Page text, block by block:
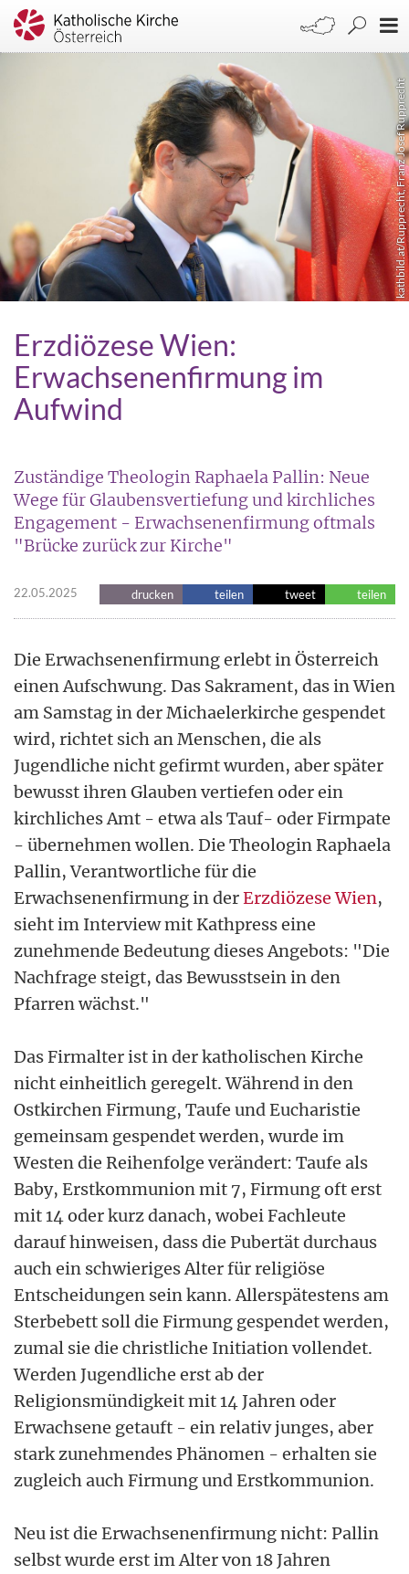
kathbild.at/Rupprecht, Franz Josef Rupprecht
Erzdiözese Wien:
Erwachsenenfirmung im
Aufwind
Zuständige Theologin Raphaela Pallin: Neue
Wege für Glaubensvertiefung und kirchliches
Engagement - Erwachsenenfirmung oftmals
"Brücke zurück zur Kirche"
22.05.2025 drucken teilen tweet teilen
Die Erwachsenenfirmung erlebt in Österreich
einen Aufschwung. Das Sakrament, das in Wien
am Samstag in der Michaelerkirche gespendet
wird, richtet sich an Menschen, die als
Jugendliche nicht gefirmt wurden, aber später
bewusst ihren Glauben vertiefen oder ein
kirchliches Amt - etwa als Tauf- oder Firmpate
- übernehmen wollen. Die Theologin Raphaela
Pallin, Verantwortliche für die
Erwachsenenfirmung in derErzdiözese Wien,
sieht im Interview mit Kathpress eine
zunehmende Bedeutung dieses Angebots: "Die
Nachfrage steigt, das Bewusstsein in den
Pfarren wächst."
Das Firmalter ist in der katholischen Kirche
nicht einheitlich geregelt. Während in den
Ostkirchen Firmung, Taufe und Eucharistie
gemeinsam gespendet werden, wurde im
Westen die Reihenfolge verändert: Taufe als
Baby, Erstkommunion mit 7, Firmung oft erst
mit 14 oder kurz danach, wobei Fachleute
darauf hinweisen, dass die Pubertät durchaus
auch ein schwieriges Alter für religiöse
Entscheidungen sein kann. Allerspätestens am
Sterbebett soll die Firmung gespendet werden,
zumal sie die christliche Initiation vollendet.
Werden Jugendliche erst ab der
Religionsmündigkeit mit 14 Jahren oder
Erwachsene getauft - ein relativ junges, aber
stark zunehmendes Phänomen - erhalten sie
zugleich auch Firmung und Erstkommunion.
Neu ist die Erwachsenenfirmung nicht: Pallin
selbst wurde erst im Alter von 18 Jahren